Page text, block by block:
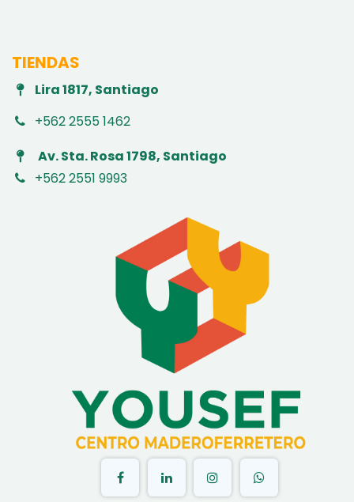
TIENDAS
Lira 1817, Santiago
+562 2555 1462
Av. Sta. Rosa 1798, Santiago
+562 2551 9993